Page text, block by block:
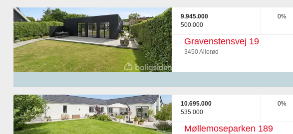
9.945.000
500.000
0%
Gravenstensvej 19
3450 Allerød
10.695.000
535.000
0%
Møllemoseparken 189